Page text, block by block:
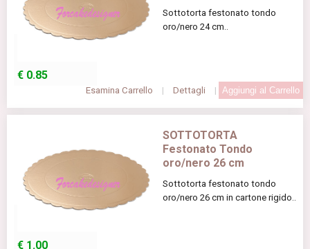
Sottotorta festonato tondo
oro/nero 24 cm..
€ 0.85
Esamina Carrello | Dettagli |
SOTTOTORTA
Festonato Tondo
oro/nero 26 cm
Sottotorta festonato tondo
oro/nero 26 cm in cartone rigido..
€ 1.00